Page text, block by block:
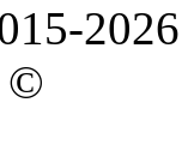
2026
©